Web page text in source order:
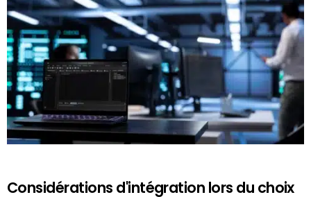
Considérations d'intégration lors du choix